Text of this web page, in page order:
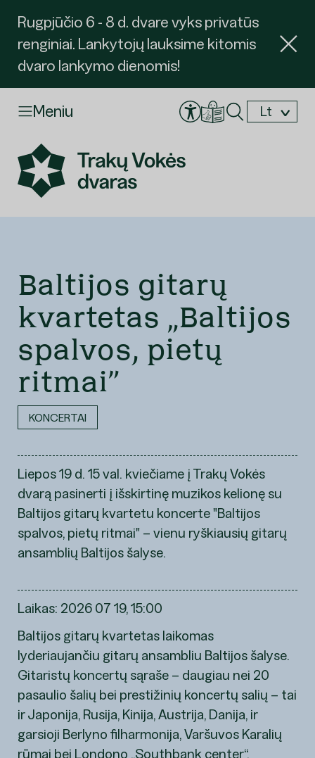
Rugpjūčio 6 - 8 d. dvare vyks privatūs
renginiai. Lankytojų lauksime kitomis
dvaro lankymo dienomis!
Meniu
Lt
Baltijos gitarų
kvartetas „Baltijos
spalvos, pietų
ritmai”
KONCERTAI
Liepos 19 d. 15 val. kviečiame į Trakų Vokės
dvarą pasinerti į išskirtinę muzikos kelionę su
Baltijos gitarų kvartetu koncerte "Baltijos
spalvos, pietų ritmai" – vienu ryškiausių gitarų
ansamblių Baltijos šalyse.
Laikas: 2026 07 19, 15:00
Baltijos gitarų kvartetas laikomas
lyderiaujančiu gitarų ansambliu Baltijos šalyse.
Gitaristų koncertų sąraše – daugiau nei 20
pasaulio šalių bei prestižinių koncertų salių – tai
ir Japonija, Rusija, Kinija, Austrija, Danija, ir
garsioji Berlyno filharmonija, Varšuvos Karalių
rūmai bei Londono „Southbank center“.
Užsakyti